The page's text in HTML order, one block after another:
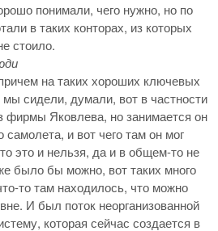
понимали, чего нужно, но по
в таких конторах, из которых
стоило.
на таких хороших ключевых
мы сидели, думали, вот в частности
фирмы Яковлева, но занимается он
самолета, и вот чего там он мог
это и нельзя, да и в общем-то не
было бы можно, вот таких много
то там находилось, что можно
И был поток неорганизованной
которая сейчас создается в